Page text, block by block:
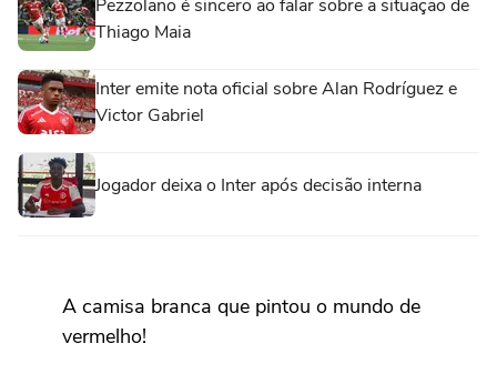
Pezzolano é sincero ao falar sobre a situação de
Thiago Maia
Inter emite nota oficial sobre Alan Rodríguez e
Victor Gabriel
Jogador deixa o Inter após decisão interna
A camisa branca que pintou o mundo de
vermelho!